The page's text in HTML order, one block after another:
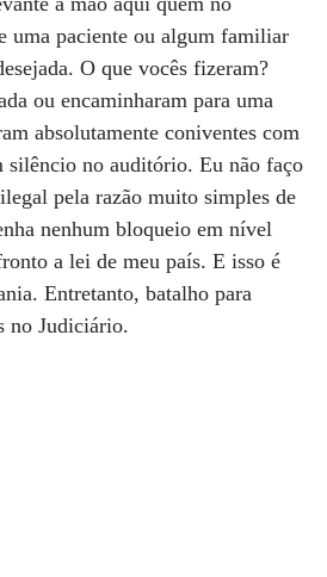
uma paciente ou algum familiar
O que vocês fizeram?
ou encaminharam para uma
absolutamente coniventes com
silêncio no auditório. Eu não faço
pela razão muito simples de
nenhum bloqueio em nível
a lei de meu país. E isso é
Entretanto, batalho para
no Judiciário.